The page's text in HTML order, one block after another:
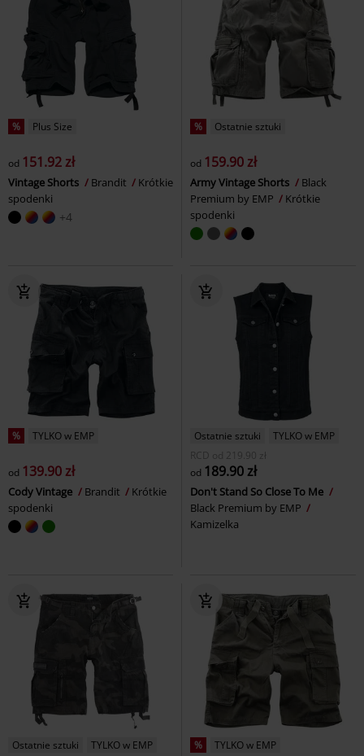
% Plus Size
od 151.92 zł
Vintage Shorts Brandit
Krótkie
spodenki
+4
% Ostatnie sztuki
od 159.90 zł
Army Vintage Shorts
Black
Premium by EMP
Krótkie
spodenki
% TYLKO w EMP
od 139.90 zł
Cody Vintage Brandit
Krótkie
spodenki
Ostatnie sztuki
TYLKO w EMP
RCD
od 219.90 zł
od 189.90 zł
Don't Stand So Close To Me
Black Premium by EMP
Kamizelka
Ostatnie sztuki
TYLKO w EMP
% TYLKO w EMP